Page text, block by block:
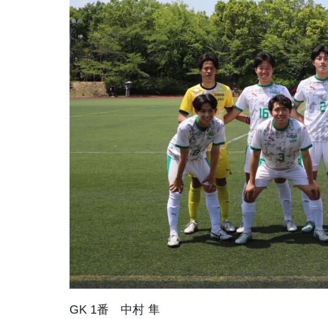
GK 1番 中村 隼